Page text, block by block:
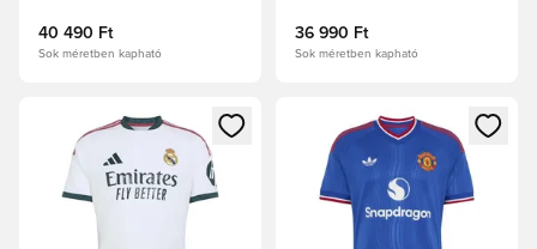
40 490 Ft
Sok méretben kapható
36 990 Ft
Sok méretben kapható
Megnyit egy modált a bejelentkezéshez vagy a tagként
Megnyit egy modált a